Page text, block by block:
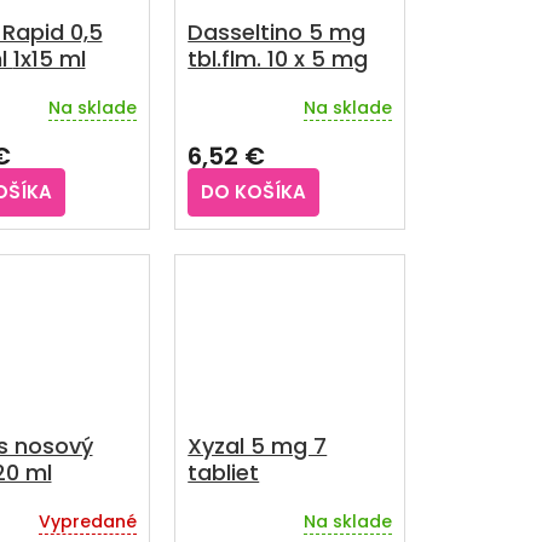
0,5
mg/ml 1x15 ml
Na sklade
Dasseltino 5 mg
tbl.flm. 10 x 5 mg
produktu
je
4,8
z
5
Na sklade
6,52 €
DO KOŠÍKA
nosový
ml
Vypredané
Xyzal 5 mg 7
tabliet
Na sklade